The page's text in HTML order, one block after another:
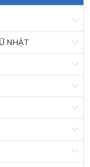
NHẬT